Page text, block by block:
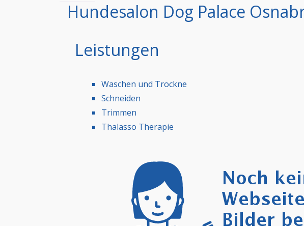
Hundesalon Dog Palace
Leistungen
Waschen und Trockne
Schneiden
Trimmen
Thalasso Therapie